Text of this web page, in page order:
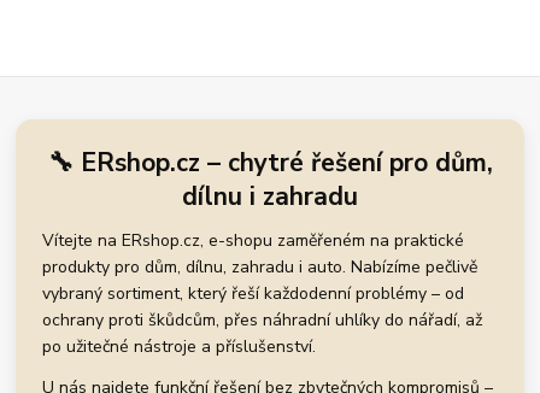
🔧 ERshop.cz – chytré řešení pro dům,
dílnu i zahradu
Vítejte na ERshop.cz, e-shopu zaměřeném na praktické
produkty pro dům, dílnu, zahradu i auto. Nabízíme pečlivě
vybraný sortiment, který řeší každodenní problémy – od
ochrany proti škůdcům, přes náhradní uhlíky do nářadí, až
po užitečné nástroje a příslušenství.
U nás najdete funkční řešení bez zbytečných kompromisů –